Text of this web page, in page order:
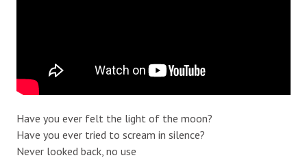
Have you ever felt the light of the moon?
Have you ever tried to scream in silence?
Never looked back, no use